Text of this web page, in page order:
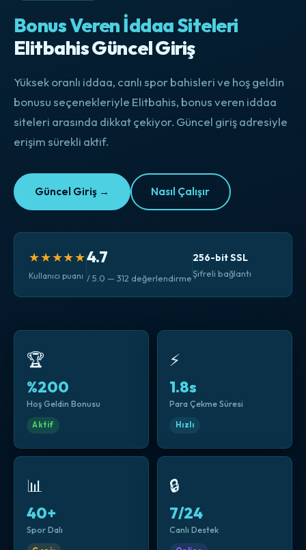
Bonus Veren İddaa Siteleri
Elitbahis Güncel Giriş
Yüksek oranlı iddaa, canlı spor bahisleri ve hoş geldin
bonusu seçenekleriyle Elitbahis, bonus veren iddaa
siteleri arasında dikkat çekiyor. Güncel giriş adresiyle
erişim sürekli aktif.
Güncel Giriş → Nasıl Çalışır
★★★★★
Kullanıcı puanı
4.7
/ 5.0 — 312 değerlendirme
256-bit SSL
Şifreli bağlantı
🏆
%200
Hoş Geldin Bonusu
Aktif
⚡
1.8s
Para Çekme Süresi
Hızlı
📊
40+
Spor Dalı
🔒
7/24
Canlı Destek